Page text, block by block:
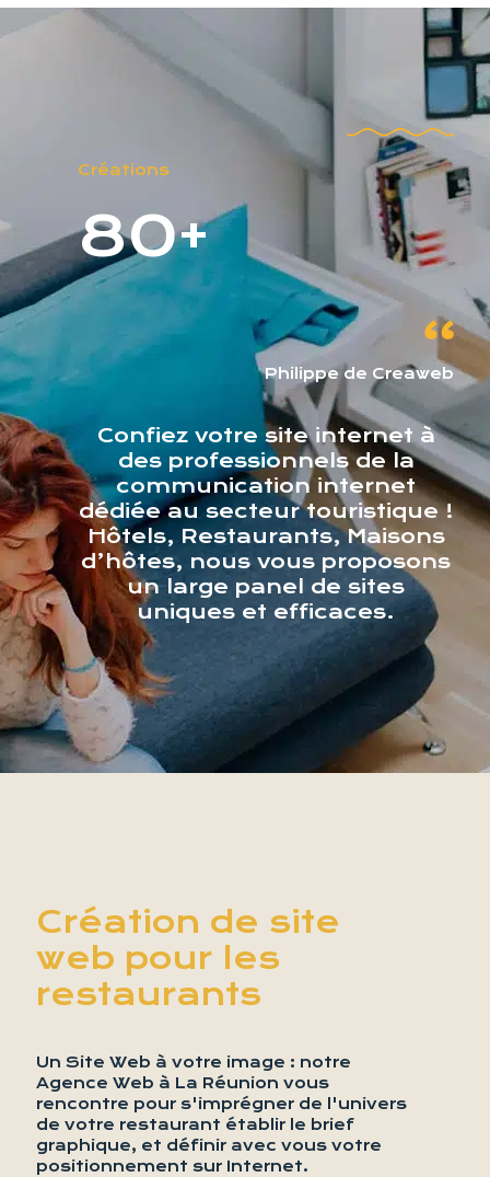
Créations
80+
Philippe de Creaweb
Confiez votre site internet à
des professionnels de la
communication internet
dédiée au secteur touristique !
Hôtels, Restaurants, Maisons
d’hôtes, nous vous proposons
un large panel de sites
uniques et efficaces.
Création de site
web pour les
restaurants
Un Site Web à votre image : notre
Agence Web à La Réunion vous
rencontre pour s'imprégner de l'univers
de votre restaurant établir le brief
graphique, et définir avec vous votre
positionnement sur Internet.